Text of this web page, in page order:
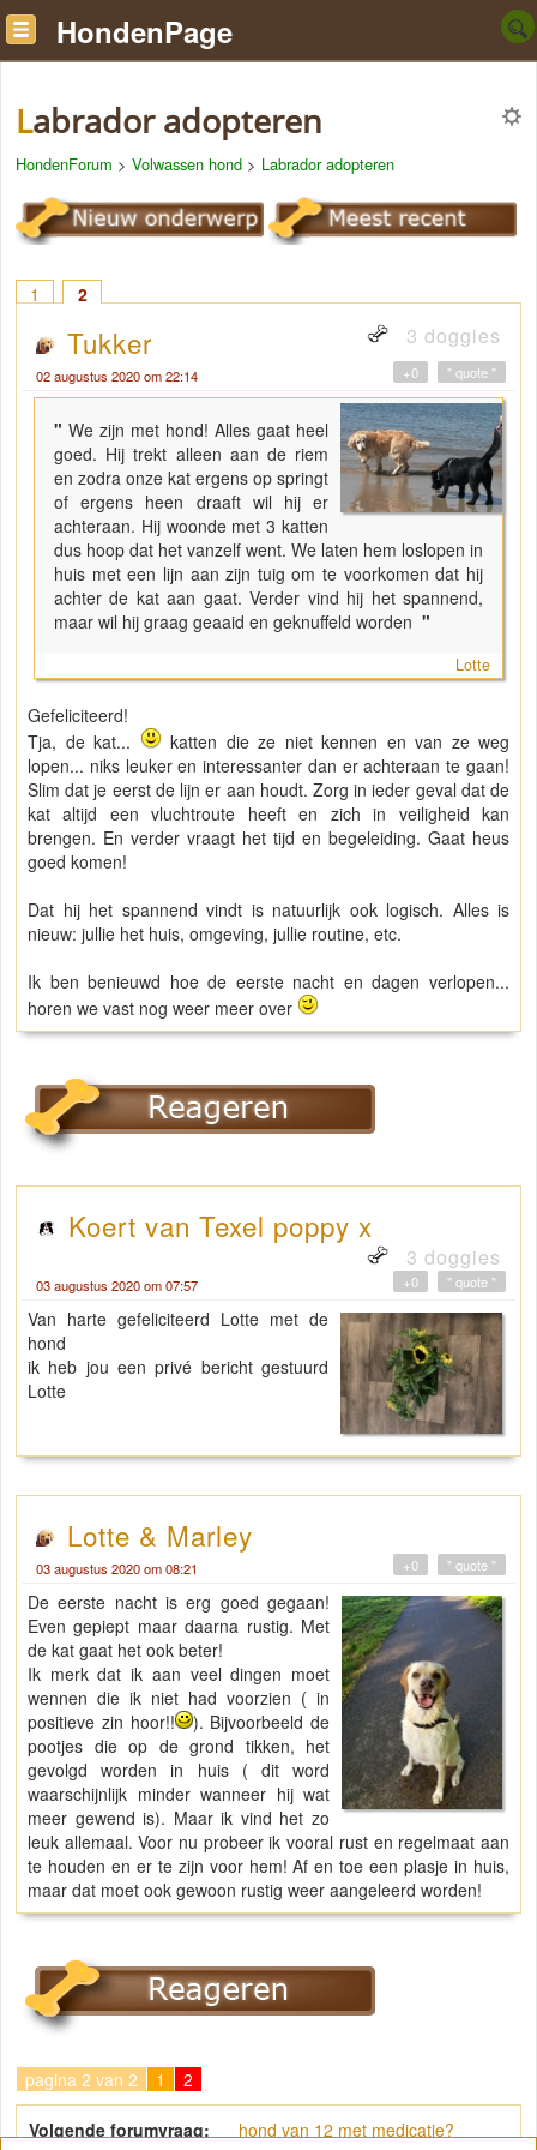
HondenPage
Labrador adopteren
HondenForum > Volwassen hond > Labrador adopteren
1 2
Tukker 3 doggies
02 augustus 2020 om 22:14 " quote "
+0
"We zijn met hond! Alles gaat heel
goed. Hij trekt alleen aan de riem
en zodra onze kat ergens op springt
of ergens heen draaft wil hij er
achteraan. Hij woonde met 3 katten
dus hoop dat het vanzelf went. We laten hem loslopen in
huis met een lijn aan zijn tuig om te voorkomen dat hij
achter de kat aan gaat. Verder vind hij het spannend,
maar wil hij graag geaaid en geknuffeld worden "
Lotte
Gefeliciteerd!
Tja, de kat...
katten die ze niet kennen en van ze weg
lopen... niks leuker en interessanter dan er achteraan te gaan!
Slim dat je eerst de lijn er aan houdt. Zorg in ieder geval dat de
kat altijd een vluchtroute heeft en zich in veiligheid kan
brengen. En verder vraagt het tijd en begeleiding. Gaat heus
goed komen!
Dat hij het spannend vindt is natuurlijk ook logisch. Alles is
nieuw: jullie het huis, omgeving, jullie routine, etc.
Ik ben benieuwd hoe de eerste nacht en dagen verlopen...
horen we vast nog weer meer over
Koert van Texel poppy x
3 doggies
03 augustus 2020 om 07:57 " quote "
+0
Van harte gefeliciteerd Lotte met de
hond
ik heb jou een privé bericht gestuurd
Lotte
Lotte & Marley
03 augustus 2020 om 08:21 " quote "
+0
De eerste nacht is erg goed gegaan!
Even gepiept maar daarna rustig. Met
de kat gaat het ook beter!
Ik merk dat ik aan veel dingen moet
wennen die ik niet had voorzien ( in
positieve zin hoor!!
). Bijvoorbeeld de
pootjes die op de grond tikken, het
gevolgd worden in huis ( dit word
waarschijnlijk minder wanneer hij wat
meer gewend is). Maar ik vind het zo
leuk allemaal. Voor nu probeer ik vooral rust en regelmaat aan
te houden en er te zijn voor hem! Af en toe een plasje in huis,
maar dat moet ook gewoon rustig weer aangeleerd worden!
pagina 2 van 2 1 2
Volgende forumvraag: hond van 12 met medicatie?